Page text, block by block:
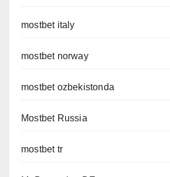
mostbet italy
mostbet norway
mostbet ozbekistonda
Mostbet Russia
mostbet tr